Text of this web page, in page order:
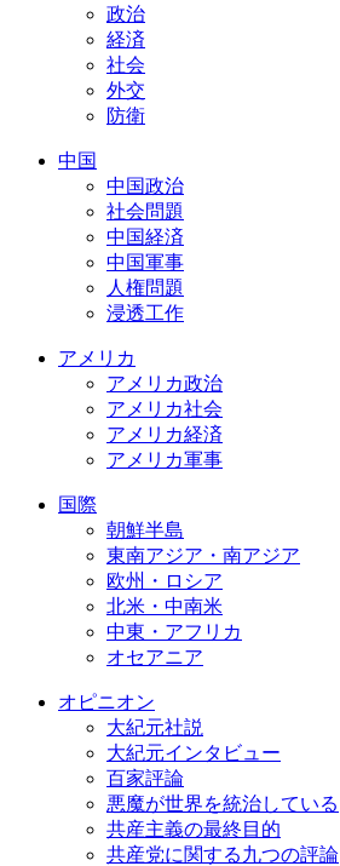
政治
経済
社会
外交
防衛
中国
中国政治
社会問題
中国経済
中国軍事
人権問題
浸透工作
アメリカ
アメリカ政治
アメリカ社会
アメリカ経済
アメリカ軍事
国際
朝鮮半島
東南アジア・南アジア
欧州・ロシア
北米・中南米
中東・アフリカ
オセアニア
オピニオン
大紀元社説
大紀元インタビュー
百家評論
悪魔が世界を統治している
共産主義の最終目的
共産党に関する九つの評論